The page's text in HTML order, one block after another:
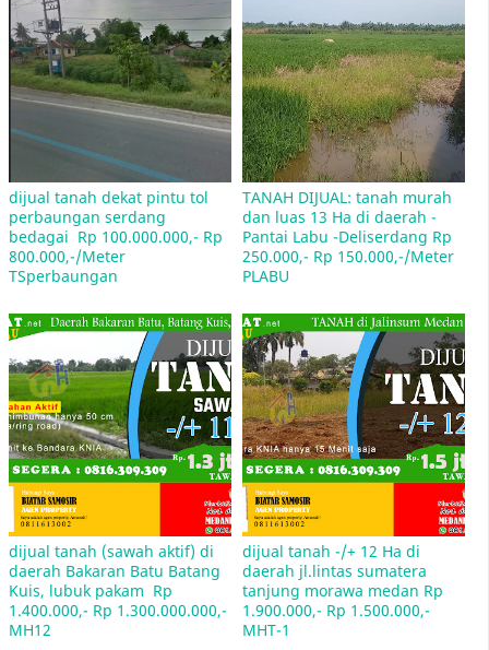
Lelang Rumah Bank BRI Medan
Jual Rumah Sitaan Bank di Medan
Mulan Jameela Pasang Iklan Jual Rumah
penawaran Rp 2,5 miliar, yang terletak di
kawasan Sektor 9 Bintaro, Tangerang Selatan
Rumah DP 1 Juta Cicilan 800 Rb Bagaimana
dijual tanah dekat pintu tol
perbaungan serdang
bedagai  Rp 100.000.000,- Rp
800.000,-/Meter
TSperbaungan
TANAH DIJUAL: tanah murah
dan luas 13 Ha di daerah -
Pantai Labu -Deliserdang Rp
250.000,- Rp 150.000,-/Meter
PLABU
dijual tanah (sawah aktif) di
daerah Bakaran Batu Batang
Kuis, lubuk pakam  Rp
1.400.000,- Rp 1.300.000.000,-
MH12
dijual tanah -/+ 12 Ha di
daerah jl.lintas sumatera
tanjung morawa medan Rp
1.900.000,- Rp 1.500.000,-
MHT-1